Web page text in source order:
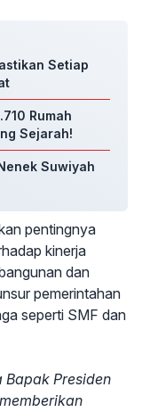
Setiap
Rumah
Sejarah!
Suwiyah
pentingnya
kinerja
dan
pemerintahan
seperti SMF dan
Bapak Presiden